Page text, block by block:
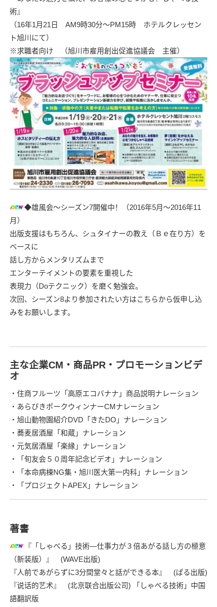
術』
（16年1月21日 AM9時30分～PM15時 ホテルクレッセン
ト旭川にて）
※求職者向け （旭川市雇用創出促進協議会 主催）
◆雄風会～シーズン7開催中！（2016年5月～2016年11
月）
出版支援はもちろん、シュタイナーの教え（Ｂｅ在り方）を
ベースに
話し方からメンタリズムまで
エンターテイメントの要素を重視した
表現力（Doテクニック）を磨く勉強会。
次回、シーズン8より参加されたい方はこちらから仮申し込
みをお願いします。
主な企業CM・商品PR・プロモーションビデ
オ
・住商フルーツ「高原エコバナナ」商品説明ナレーション
・あらびきポークウィンナーCMナレーション
・旭山動物園紹介DVD「きたDO」ナレーション
・蕎麦居酒屋「和蔵」ナレーション
・元気居酒屋「楽縁」ナレーション
・「旬友会５０周年記念ビデオ」ナレーション
・「本命病棟NG集・旭川医大第一内科」ナレーション
・「プロジェクトAPEX」ナレーション
著書
『「しゃべる」技術―仕事力が３倍あがる話し方の極意
（新装版）』
(WAVE出版)
『人前であがらずに3分間堂々と話ができる本』
(ぱる出版)
『说话的艺术』
(北京联合出版公司) 「しゃべる技術」中国
語翻訳版